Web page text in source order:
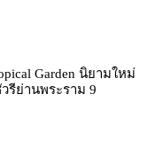
Garden นิยามใหม่
รีย่านพระราม 9